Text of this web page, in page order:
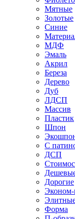
Мятные
Золотые
Синие
МДФ
Эмаль
Акрил
Береза
Дерево
Дуб
ЛДСП
Массив
Пластик
Шпон
С
ДСП
Дорогие
Эконом-
Форма